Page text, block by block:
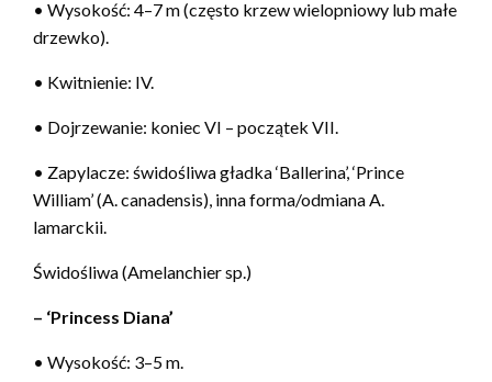
• Wysokość: 4–7 m (często krzew wielopniowy lub małe
drzewko).
• Kwitnienie: IV.
• Dojrzewanie: koniec VI – początek VII.
• Zapylacze: świdośliwa gładka ‘Ballerina’, ‘Prince
William’ (A. canadensis), inna forma/odmiana A.
lamarckii.
Świdośliwa (Amelanchier sp.)
– ‘Princess Diana’
• Wysokość: 3–5 m.